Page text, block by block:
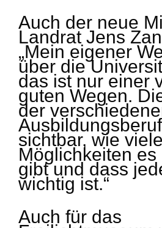
Auch der neue
Landrat Jens
„Mein eigener
über die
das ist nur einer
guten Wegen.
der
sichtbar, wie viele
Möglichkeiten es
gibt und dass
wichtig ist.“
Auch für das